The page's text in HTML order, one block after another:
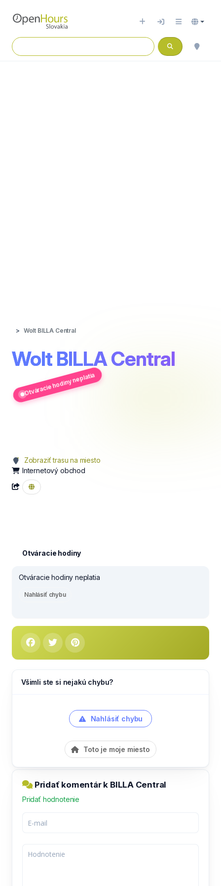
Wolt BILLA Central
Wolt BILLA Central
Otváracie hodiny neplatia
Zobraziť trasu na miesto
Internetový obchod
Otváracie hodiny
Otváracie hodiny neplatia
Nahlásiť chybu
Všimli ste si nejakú chybu?
Nahlásiť chybu
Toto je moje miesto
Pridať komentár k BILLA Central
Pridať hodnotenie